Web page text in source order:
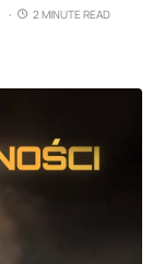
2 MINUTE READ